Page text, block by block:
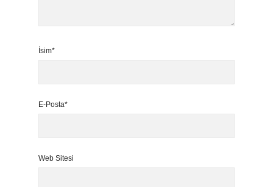
İsim*
E-Posta*
Web Sitesi